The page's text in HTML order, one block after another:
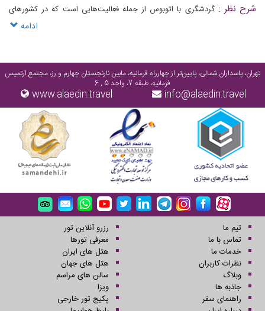
شرح نظر : گردشگری با اتوبوس از جمله فعالیت‌هایی است که در کشورهای
مختلف انجام می‌شود و در طی آن مسافران سوار بر این وسیله نقلیه به بازدید از
ادامه
تهران، پاسداران شمالی، پایین‌تر از چهارراه فرمانیه، مابین نارنجستان چهارم و رز، مجتمع آرتمیس
فرمانیه، طبقه 7، واحد 5 , 6
info@alaedin.travel
www.alaedin.travel
تیم ما
تماس با ما
خدمات ما
نظرات کاربران
وبلاگ
جاذبه ها
راهنمای سفر
رزرو آنلاین تور
معرفی تورها
هتل های ایران
هتل های جهان
سالن های مراسم
ویزا
پکیج تور خارجی